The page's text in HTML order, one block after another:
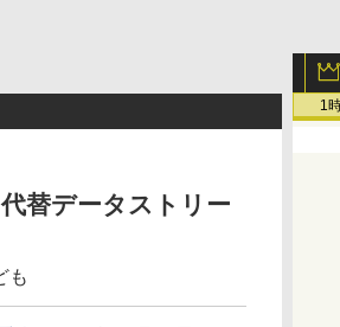
1
替データストリー
も